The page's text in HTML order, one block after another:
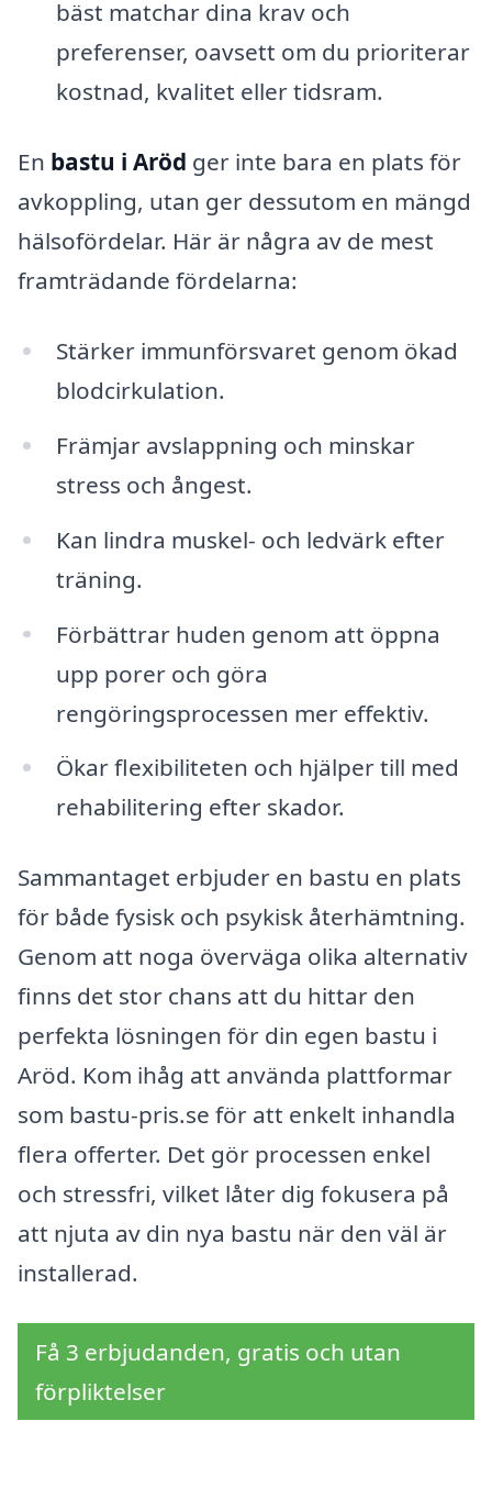
bäst matchar dina krav och
preferenser, oavsett om du prioriterar
kostnad, kvalitet eller tidsram.
En bastu i Aröd ger inte bara en plats för
avkoppling, utan ger dessutom en mängd
hälsofördelar. Här är några av de mest
framträdande fördelarna:
Stärker immunförsvaret genom ökad
blodcirkulation.
Främjar avslappning och minskar
stress och ångest.
Kan lindra muskel- och ledvärk efter
träning.
Förbättrar huden genom att öppna
upp porer och göra
rengöringsprocessen mer effektiv.
Ökar flexibiliteten och hjälper till med
rehabilitering efter skador.
Sammantaget erbjuder en bastu en plats
för både fysisk och psykisk återhämtning.
Genom att noga överväga olika alternativ
finns det stor chans att du hittar den
perfekta lösningen för din egen bastu i
Aröd. Kom ihåg att använda plattformar
som bastu-pris.se för att enkelt inhandla
flera offerter. Det gör processen enkel
och stressfri, vilket låter dig fokusera på
att njuta av din nya bastu när den väl är
installerad.
Få 3 erbjudanden, gratis och utan
förpliktelser